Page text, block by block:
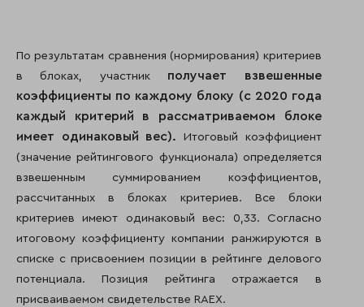
По результатам сравнения (нормирования) критериев
в блоках, участник получает взвешенные
коэффициенты по каждому блоку (с 2020 года
каждый критерий в рассматриваемом блоке
имеет одинаковый вес). Итоговый коэффициент
(значение рейтингового функционала) определяется
взвешенным суммированием коэффициентов,
рассчитанных в блоках критериев. Все блоки
критериев имеют одинаковый вес: 0,33. Согласно
итоговому коэффициенту компании ранжируются в
списке с присвоением позиции в рейтинге делового
потенциала. Позиция рейтинга отражается в
присваиваемом свидетельстве RAEX.